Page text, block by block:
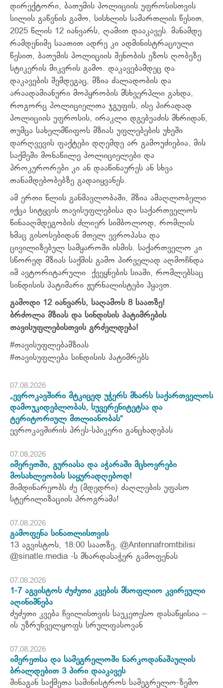
დირექტორი, ბათუმის პოლიციის უფროსისთვის
სილის გაწვნის გამო, სისხლის სამართლის წესით,
2025 წლის 12 იანვარს, ღამით დააკავეს. მანამდე
რამდენიმე საათით ადრე კი ადმინისტრაციული
წესით, ბათუმის პოლიციის შენობის ეზოს ღობეზე
სტიკერის მიკვრის გამო. დაკავებამდეც და
დაკავების შემდეგაც, მზია ძალადობის და
არაადამიანური მოპყრობის მსხვერპლი გახდა,
როგორც პოლიციელთა ჯგუფის, ისე პირადად
პოლიციის უფროსის, ირაკლი დგებუაძის მხრიდან,
თუმცა სახელმწიფოს მზიას უფლებების უხეში
დარღვევის ფაქტები დღემდე არ გამოუძიებია, მის
საქმეში მონაწილე პოლიციელები და
პროკურორები კი ან დააწინაურეს ან სხვა
თანამდებობებზე გადაიყვანეს.
ამ ერთი წლის განმავლობაში, მზია ამაღლობელი
იქცა სიტყვის თავისუფლებისა და საქართველოს
წინააღმდეგობის ძლიერ სიმბოლოდ, რომლის
ხმაც გისოსებიდან მთელ ევროპასა და
ცივილიზებულ სამყაროში ისმის. საქართველო კი
სწორედ მზიას საქმის გამო პირველად აღმოჩნდა
იმ ავტორიტარული ქვეყნების სიაში, რომლებსაც
სინდისის პატიმარი ჟურნალისტები ჰყავთ.
გამოდი 12 იანვარს, საღამოს 8 საათზე!
ბრძოლა მზიას და სინდისის პატიმრების
თავისუფლებისთვის გრძელდება!
#თავისუფლებამზიას
#თავისუფლება სინდისის პატიმრებს
07.08.2026
„ევროკავშირი მტკიცედ უჭერს მხარს საქართველოს
დამოუკიდებლობას, სუვერენიტეტსა და
ტერიტორიულ მთლიანობას“
ევროკავშირის პრეს-სპიკერი განცხადებას
07.08.2026
იმერეთში, გურიასა და აჭარაში მცხოვრები
მოსახლეობის საყურადღებოდ!
მიმდინარეობს ძუ (მდედრი) ძაღლების უფასო
სტერილიზაციის პროგრამა!
07.08.2026
გამოფენა სინათლისთვის
13 აგვისტოს, 18:00 საათზე, @Antennafromtbilisi
@sinatle.media -ს მხარდასაჭერ გამოფენას
07.08.2026
1-7 აგვისტოს ძუძუთი კვების მსოფლიო კვირეული
აღინიშნება
ძუძუთი კვება ჩვილისთვის საუკეთესო დასაწყისია –
ის უზრუნველყოფს სრულფასოვან
07.08.2026
იმერეთსა და სამეგრელოში ნარკოდანაშაულის
ბრალდებით 3 პირი დააკავეს
შინაგან საქმეთა სამინისტროს სამეგრელო-ზემო